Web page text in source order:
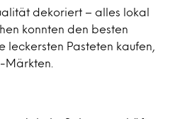
dekoriert – alles lokal
konnten den besten
leckersten Pasteten kaufen,
Märkten.